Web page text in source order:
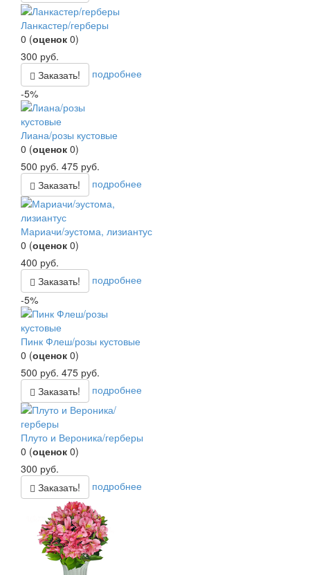
Ланкастер/герберы
0 (оценок 0)
300 руб.
Заказать!
подробнее
-5%
Лиана/розы кустовые
0 (оценок 0)
500 руб. 475 руб.
Заказать!
подробнее
Мариачи/эустома, лизиантус
0 (оценок 0)
400 руб.
Заказать!
подробнее
-5%
Пинк Флеш/розы кустовые
0 (оценок 0)
500 руб. 475 руб.
Заказать!
подробнее
Плуто и Вероника/герберы
0 (оценок 0)
300 руб.
Заказать!
подробнее